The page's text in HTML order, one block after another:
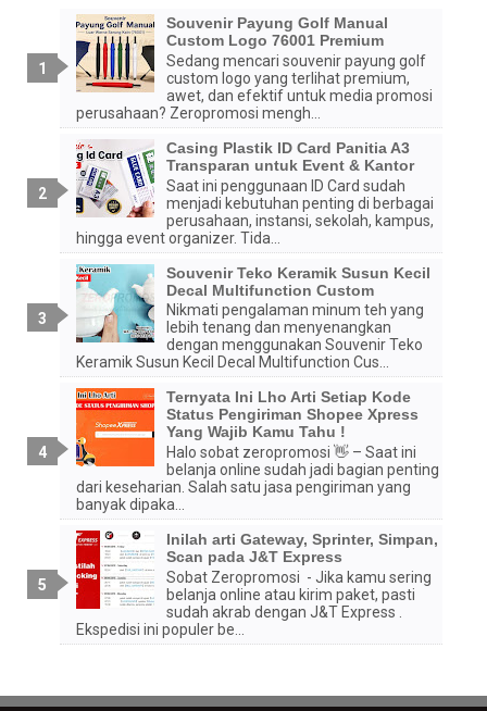
Souvenir Payung Golf Manual
Custom Logo 76001 Premium
Sedang mencari souvenir payung golf
custom logo yang terlihat premium,
awet, dan efektif untuk media promosi
perusahaan? Zeropromosi mengh...
Casing Plastik ID Card Panitia A3
Transparan untuk Event & Kantor
Saat ini penggunaan ID Card sudah
menjadi kebutuhan penting di berbagai
perusahaan, instansi, sekolah, kampus,
hingga event organizer. Tida...
Souvenir Teko Keramik Susun Kecil
Decal Multifunction Custom
Nikmati pengalaman minum teh yang
lebih tenang dan menyenangkan
dengan menggunakan Souvenir Teko
Keramik Susun Kecil Decal Multifunction Cus...
Ternyata Ini Lho Arti Setiap Kode
Status Pengiriman Shopee Xpress
Yang Wajib Kamu Tahu !
Halo sobat zeropromosi 👋 – Saat ini
belanja online sudah jadi bagian penting
dari keseharian. Salah satu jasa pengiriman yang
banyak dipaka...
Inilah arti Gateway, Sprinter, Simpan,
Scan pada J&T Express
Sobat Zeropromosi - Jika kamu sering
belanja online atau kirim paket, pasti
sudah akrab dengan J&T Express .
Ekspedisi ini populer be...